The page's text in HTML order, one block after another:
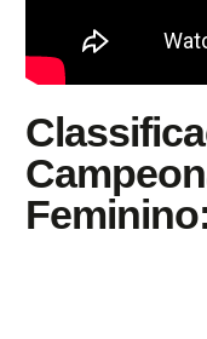
Feminino: